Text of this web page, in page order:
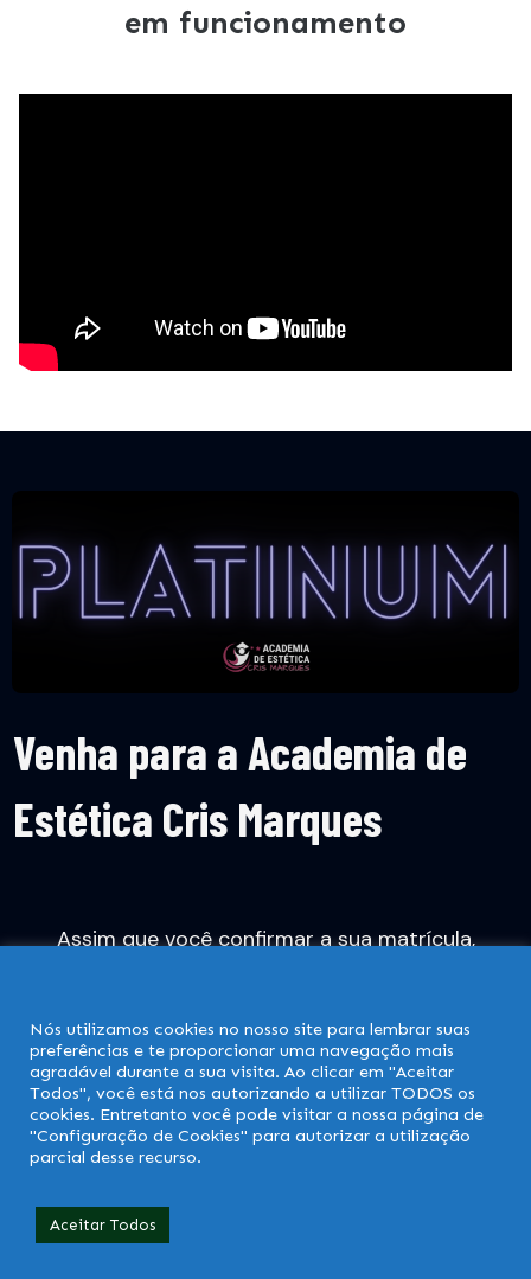
em funcionamento
Venha para a Academia de
Estética Cris Marques
Assim que você confirmar a sua matrícula,
hoje mesmo.
QUERO SER UMA
EMPRESÁRIA DE SUCESSO
Nós utilizamos cookies no nosso site para lembrar suas
preferências e te proporcionar uma navegação mais
agradável durante a sua visita. Ao clicar em "Aceitar
Todos", você está nos autorizando a utilizar TODOS os
cookies. Entretanto você pode visitar a nossa página de
"Configuração de Cookies" para autorizar a utilização
parcial desse recurso.
Aceitar Todos